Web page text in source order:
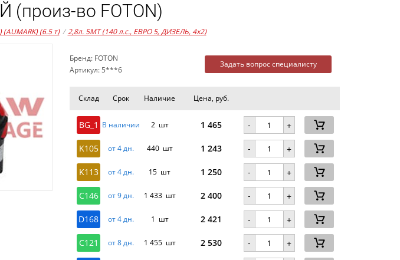
во FOTON)
(AUMARK) (6.5 т) / 2,8л. 5MT (140 л.с., ЕВРО 5, ДИЗЕЛЬ, 4x2)
Бренд: FOTON
Артикул: 5***6
Задать вопрос специалисту
Склад Срок Наличие Цена, руб.
BG_1 В наличии 2 шт 1 465 - +
K105 от 4 дн. 440 шт 1 243 - +
K113 от 4 дн. 15 шт 1 250 - +
C146 от 9 дн. 1 433 шт 2 400 - +
D168 от 4 дн. 1 шт 2 421 - +
C121 от 8 дн. 1 455 шт 2 530 - +